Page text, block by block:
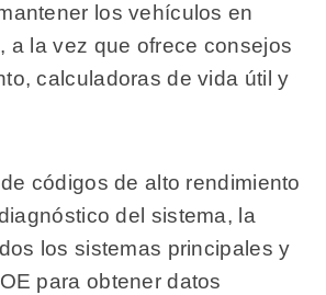
los vehículos en
a la vez que ofrece consejos
calculadoras de vida útil y
códigos de alto rendimiento
del sistema, la
los sistemas principales y
para obtener datos